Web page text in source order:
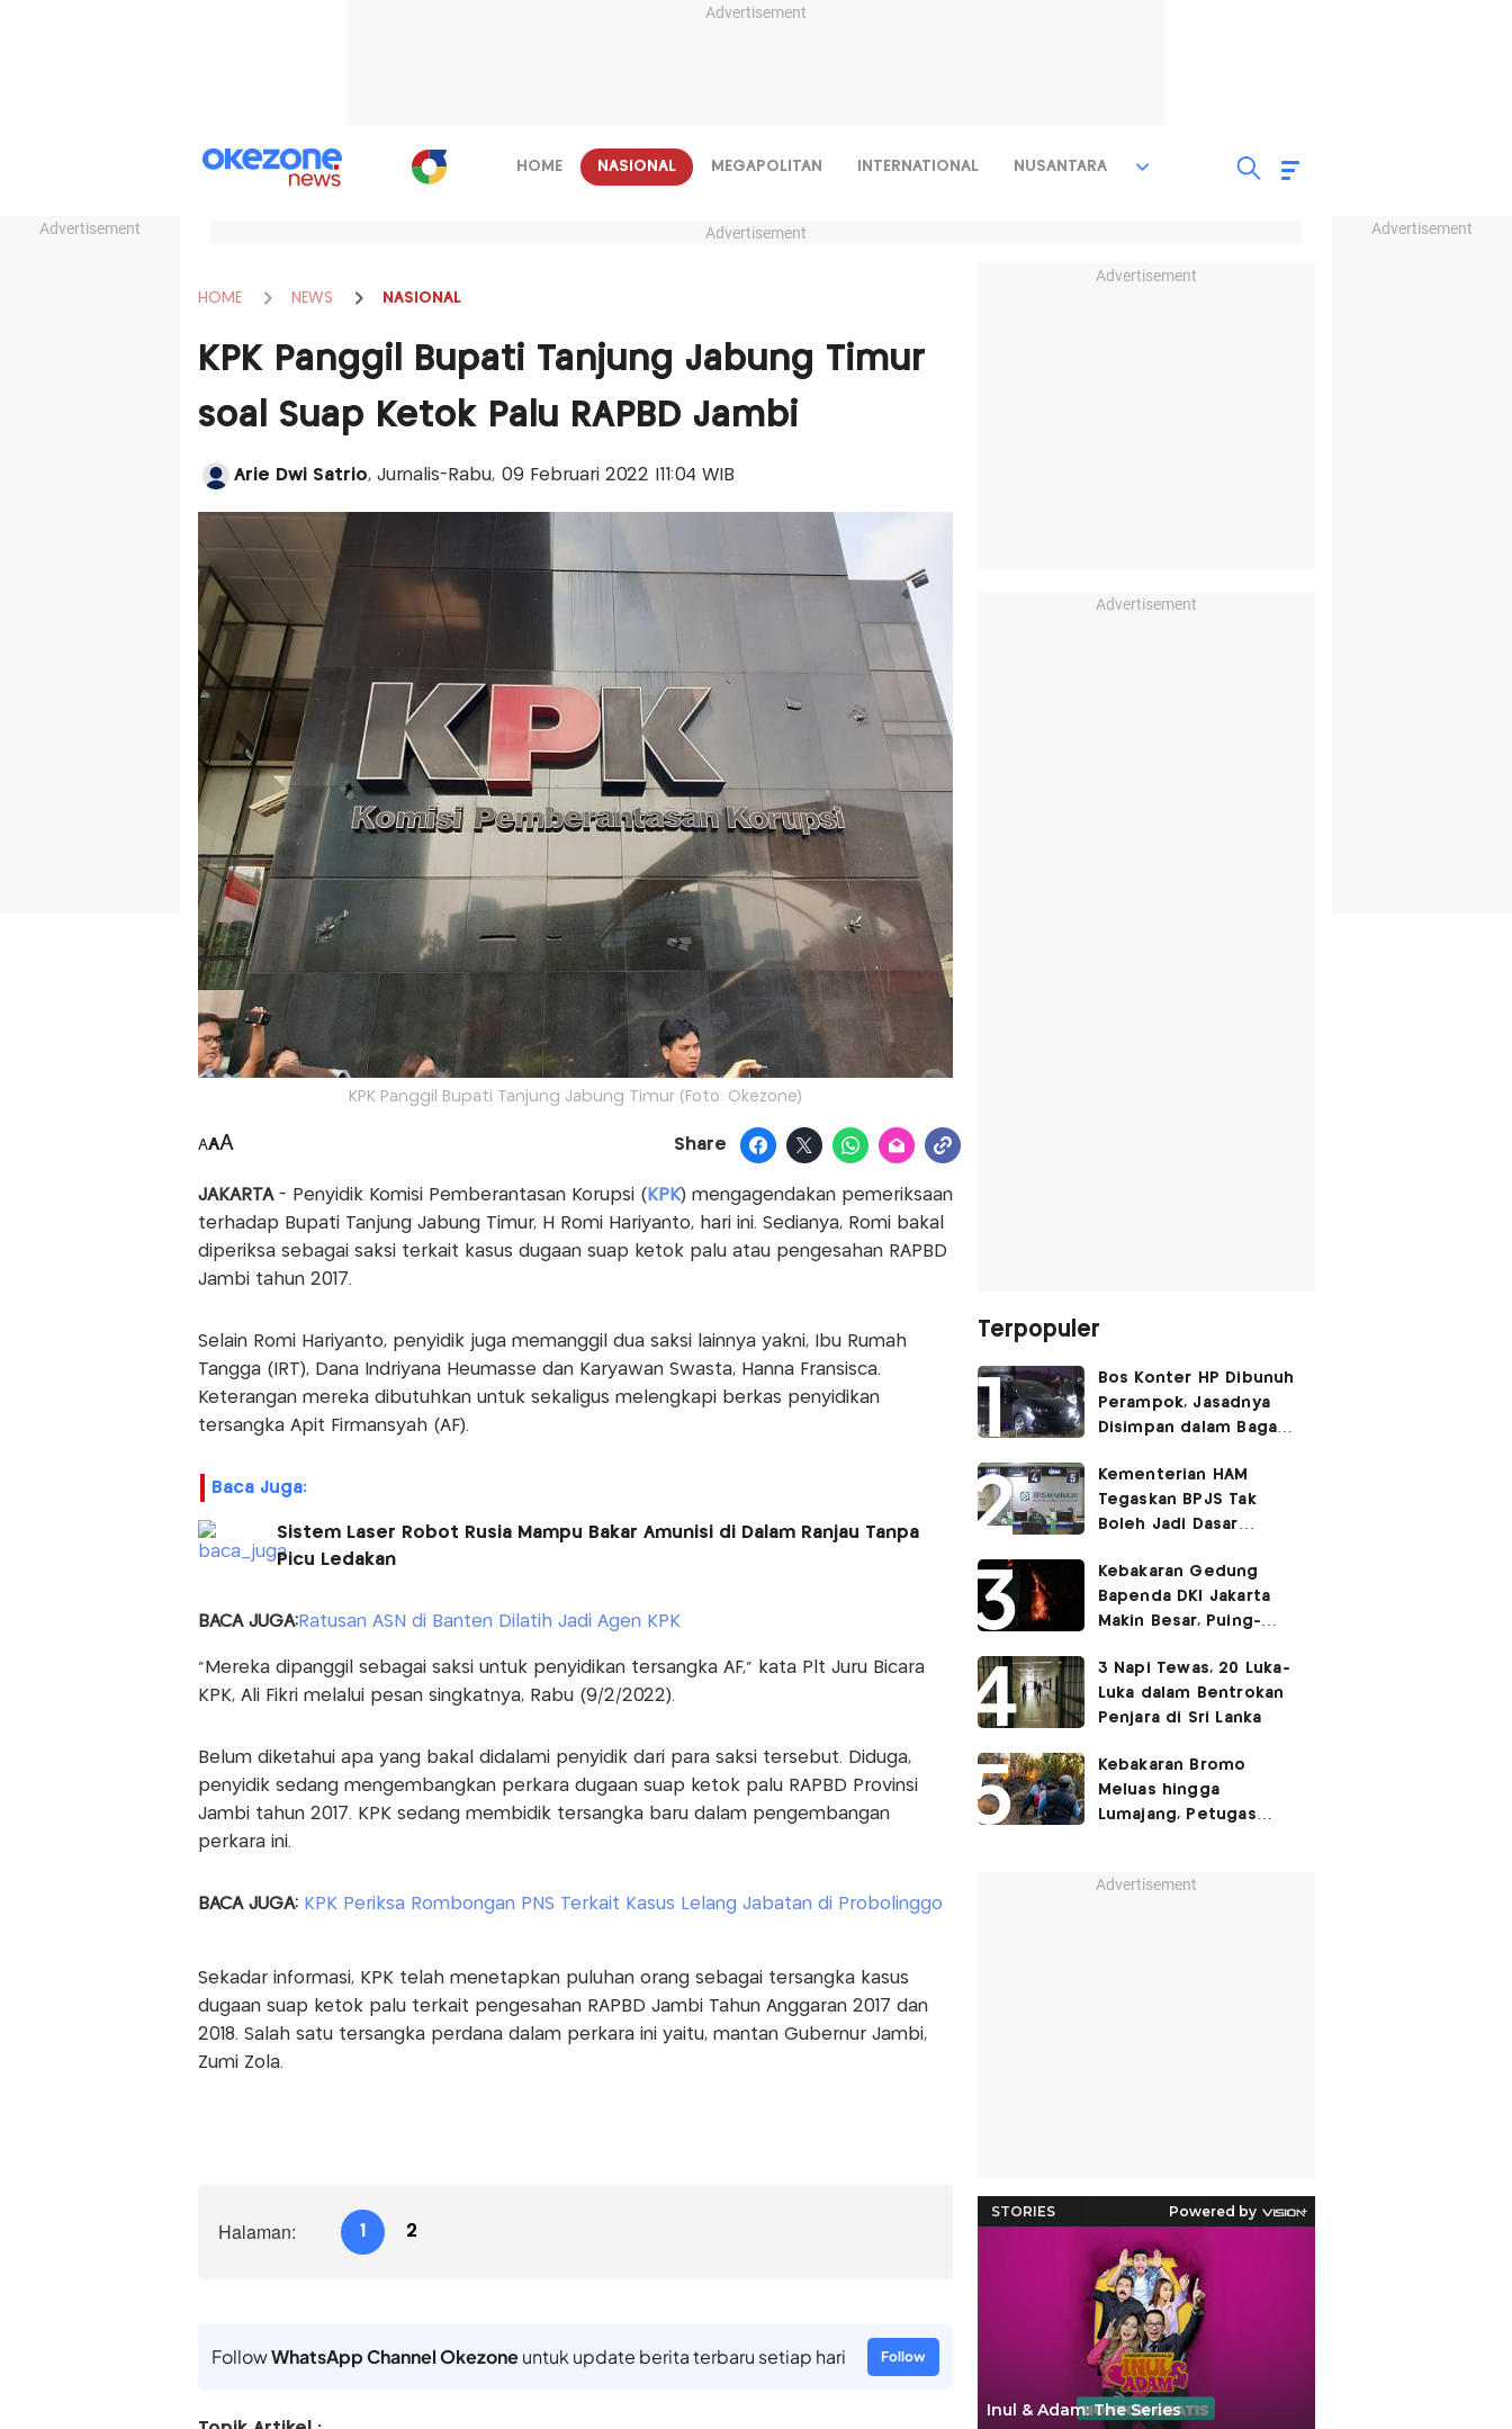
Advertisement
Advertisement Advertisement
HOME NASIONAL MEGAPOLITAN INTERNATIONAL NUSANTARA
Advertisement
HOME NEWS NASIONAL
KPK Panggil Bupati Tanjung Jabung Timur
soal Suap Ketok Palu RAPBD Jambi
Arie Dwi Satrio, Jurnalis-Rabu, 09 Februari 2022 |11:04 WIB
KPK Panggil Bupati Tanjung Jabung Timur (Foto: Okezone)
AAA Share
JAKARTA- Penyidik Komisi Pemberantasan Korupsi ( KPK) mengagendakan pemeriksaan
terhadap Bupati Tanjung Jabung Timur, H Romi Hariyanto, hari ini. Sedianya, Romi bakal
diperiksa sebagai saksi terkait kasus dugaan suap ketok palu atau pengesahan RAPBD
Jambi tahun 2017.
Selain Romi Hariyanto, penyidik juga memanggil dua saksi lainnya yakni, Ibu Rumah
Tangga (IRT), Dana Indriyana Heumasse dan Karyawan Swasta, Hanna Fransisca.
Keterangan mereka dibutuhkan untuk sekaligus melengkapi berkas penyidikan
tersangka Apit Firmansyah (AF).
Baca Juga:
Sistem Laser Robot Rusia Mampu Bakar Amunisi di Dalam Ranjau Tanpa
Picu Ledakan
BACA JUGA:Ratusan ASN di Banten Dilatih Jadi Agen KPK
"Mereka dipanggil sebagai saksi untuk penyidikan tersangka AF," kata Plt Juru Bicara
KPK, Ali Fikri melalui pesan singkatnya, Rabu (9/2/2022).
Belum diketahui apa yang bakal didalami penyidik dari para saksi tersebut. Diduga,
penyidik sedang mengembangkan perkara dugaan suap ketok palu RAPBD Provinsi
Jambi tahun 2017. KPK sedang membidik tersangka baru dalam pengembangan
perkara ini.
BACA JUGA:KPK Periksa Rombongan PNS Terkait Kasus Lelang Jabatan di Probolinggo
Sekadar informasi, KPK telah menetapkan puluhan orang sebagai tersangka kasus
dugaan suap ketok palu terkait pengesahan RAPBD Jambi Tahun Anggaran 2017 dan
2018. Salah satu tersangka perdana dalam perkara ini yaitu, mantan Gubernur Jambi,
Zumi Zola.
Halaman: 1 2
FollowWhatsApp Channel Okezoneuntuk update berita terbaru setiap hari Follow
Advertisement
Advertisement
Terpopuler
Bos Konter HP Dibunuh
Perampok, Jasadnya
Disimpan dalam Bagasi
Kementerian HAM
Tegaskan BPJS Tak
Boleh Jadi Dasar
Layanan Kesehatan
Kebakaran Gedung
Bapenda DKI Jakarta
Makin Besar, Puing-
3 Napi Tewas, 20 Luka-
Luka dalam Bentrokan
Penjara di Sri Lanka
Kebakaran Bromo
Meluas hingga
Lumajang, Petugas
Advertisement